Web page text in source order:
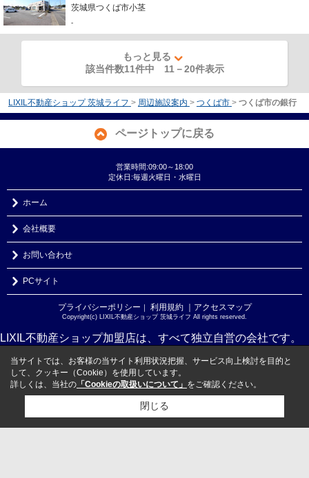
茨城県つくば市小茎
-
もっと見る
該当件数11件中 11 －20件表示
LIXIL不動産ショップ 茨城ライフ > 周辺施設案内 > つくば市 > つくば市の銀行
ページトップに戻る
営業時間:09:00～18:00
定休日:毎週火曜日・水曜日
ホーム
会社概要
お問い合わせ
PCサイト
プライバシーポリシー ｜ 利用規約 ｜アクセスマップ
Copyright(c) LIXIL不動産ショップ 茨城ライフ All rights reserved.
LIXIL不動産ショップ加盟店は、すべて独立自営の会社です。
当サイトでは、お客様の当サイト利用状況把握、サービス向上検討を目的と
して、クッキー（Cookie）を使用しています。
詳しくは、当社の 「Cookieの取扱いについて」 をご確認ください。
閉じる